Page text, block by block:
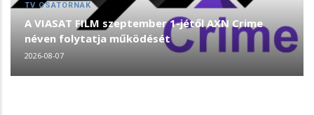
TV CSATORNÁK
A VIASAT FILM szeptember 1-jétől AXN Crime
néven folytatja működését
2026-08-07